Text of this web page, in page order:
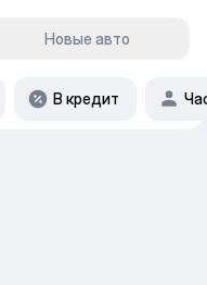
Новые авто
В кредит